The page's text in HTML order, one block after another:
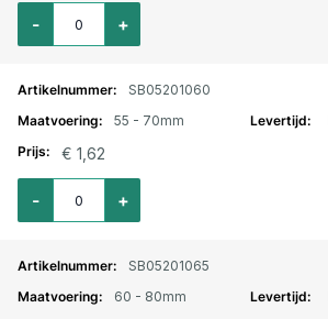
Aantal voor Slangklem Jubilee verzinkt 45-60mm
+
-
SB05201060
55 - 70mm
€ 1,62
Aantal voor Slangklem Jubilee verzinkt 55-70mm
+
-
SB05201065
60 - 80mm